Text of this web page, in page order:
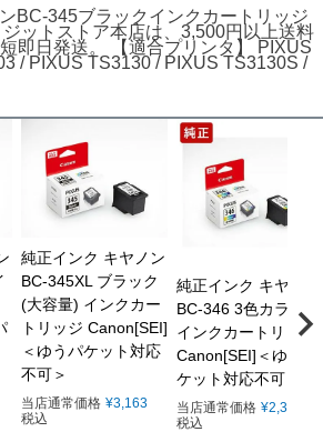
BC-345ブラックインクカートリッジ
ットストア本店は、3,500円以上送料
即日発送。 【適合プリンタ】 PIXUS
/ PIXUS TS3130 / PIXUS TS3130S /
純正インク キヤノン
BC-345XL ブラック
(大容量) インクカー
トリッジ Canon[SEI]
＜ゆうパケット対応
不可＞
当店通常価格 ¥3,163
税込
純正インク キヤノン
BC-346 3色カラー
インクカートリッジ
Canon[SEI]＜ゆうパ
ケット対応不可＞
当店通常価格 ¥2,338
税込